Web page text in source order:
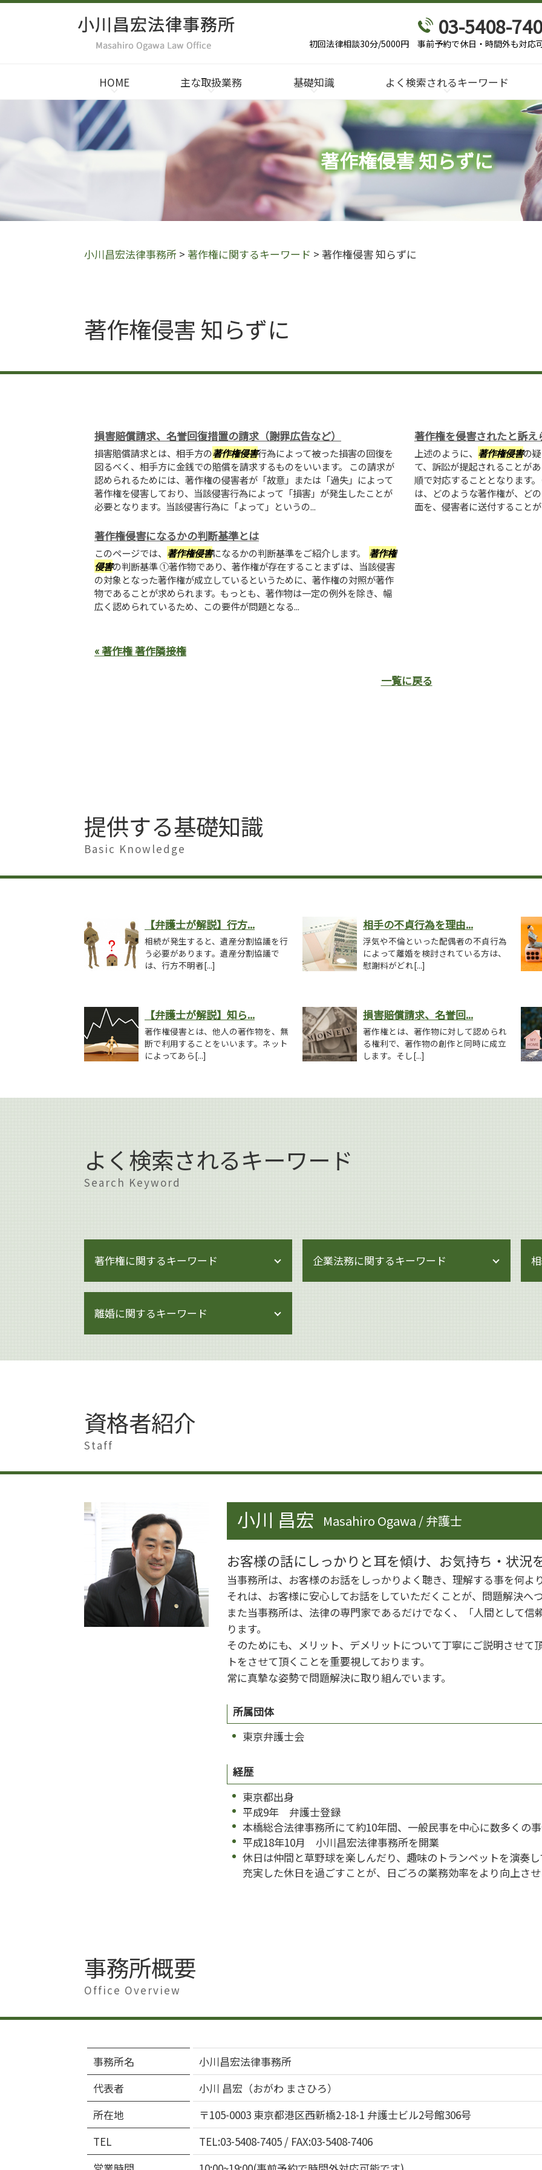
著作権侵害 知らずに
03-5408-
初回法律相談30分/5000円 事前予約で休日・時間外も対応
HOME 主な取扱業務 基礎知識 よく検索されるキーワード
小川昌宏法律事務所 > 著作権に関するキーワード > 著作権侵害 知らずに
著作権侵害 知らずに
損害賠償請求、名誉回復措置の請求（謝罪広告など）
損害賠償請求とは、相手方の著作権侵害行為によって被った損害の回復を
図るべく、相手方に金銭での賠償を請求するものをいいます。 この請求が
認められるためには、著作権の侵害者が「故意」または「過失」によって
著作権を侵害しており、当該侵害行為によって「損害」が発生したことが
必要となります。当該侵害行為に「よって」というの...
著作権を侵害されたと訴え
上述のように、 著作権侵害の
て、訴訟が提起されることが
順で対応することとなります
は、どのような著作権が、ど
面を、侵害者に送付すること
著作権侵害になるかの判断基準とは
このページでは、 著作権侵害になるかの判断基準をご紹介します。 著作権
侵害の判断基準 ①著作物であり、著作権が存在することまずは、当該侵害
の対象となった著作権が成立しているというために、著作権の対照が著作
物であることが求められます。もっとも、著作物は一定の例外を除き、幅
広く認められているため、この要件が問題となる...
« 著作権 著作隣接権
一覧に戻る
提供する基礎知識
Basic Knowledge
【弁護士が解説】行方...
相続が発生すると、遺産分割協議を行
う必要があります。遺産分割協議で
は、行方不明者[...]
相手の不貞行為を理由...
浮気や不倫といった配偶者の不貞行為
によって離婚を検討されている方は、
慰謝料がどれ[...]
【弁護士が解説】知ら...
著作権侵害とは、他人の著作物を、無
断で利用することをいいます。ネット
によってあら[...]
損害賠償請求、名誉回...
著作権とは、著作物に対して認められ
る権利で、著作物の創作と同時に成立
します。そし[...]
よく検索されるキーワード
Search Keyword
著作権に関するキーワード
著作権 訴える
著作権 著作者人格権 違い
著作権 保護期間
著作権侵害 時効
著作権 損害賠償
著作権侵害 知らずに
著作権とは 写真
著作権侵害 どこから
著作権侵害 親告罪
著作権 著作物
著作権 著作隣接権
企業法務に関するキーワード
企業法務 海外
企業法務 顧問弁護士
企業法務 世田谷区
企業法務 弁護士事務所
企業法務 労働時間
企業法務 契約
離婚に関するキーワード
離婚 慰謝料
離婚
離婚 男
離婚 慰謝料 理由
財産分与 時効
離婚調停 弁護士
離婚 夫から
離婚 会社 手続き
離婚 慰謝料 払わない
離婚したい 男
離婚調停 別居
離婚調停 期間
資格者紹介
Staff
小川 昌宏 Masahiro Ogawa / 弁護士
お客様の話にしっかりと耳を傾け、お気持ち・状況
当事務所は、お客様のお話をしっかりよく聴き、理解する事を何よ
それは、お客様に安心してお話をしていただくことが、問題解決へ
また当事務所は、法律の専門家であるだけでなく、「人間として信
ります。
そのためにも、メリット、デメリットについて丁寧にご説明させて
トをさせて頂くことを重要視しております。
常に真摯な姿勢で問題解決に取り組んでいます。
所属団体
東京弁護士会
経歴
東京都出身
平成9年 弁護士登録
本橋総合法律事務所にて約10年間、一般民事を中心に数多くの事
平成18年10月 小川昌宏法律事務所を開業
休日は仲間と草野球を楽しんだり、趣味のトランペットを演奏し
充実した休日を過ごすことが、日ごろの業務効率をより向上させ
事務所概要
Office Overview
事務所名
小川昌宏法律事務所
代表者
小川 昌宏（おがわ まさひろ）
所在地
〒105-0003 東京都港区西新橋2-18-1 弁護士ビル2号館306号
TEL
TEL:03-5408-7405 / FAX:03-5408-7406